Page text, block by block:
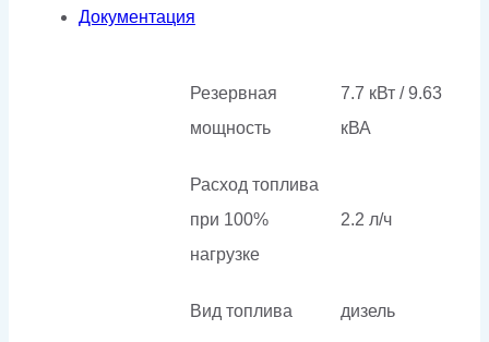
Документация
Резервная
мощность
7.7 кВт / 9.63
кВА
Расход топлива
при 100%
нагрузке
2.2 л/ч
Вид топлива дизель